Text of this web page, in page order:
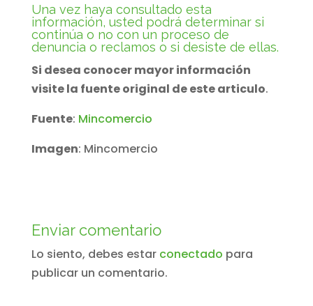
Una vez haya consultado esta
información, usted podrá determinar si
continúa o no con un proceso de
denuncia o reclamos o si desiste de ellas.
Si desea conocer mayor información
visite la fuente original de este articulo.
Fuente: Mincomercio
Imagen: Mincomercio
Enviar comentario
Lo siento, debes estar conectado para
publicar un comentario.